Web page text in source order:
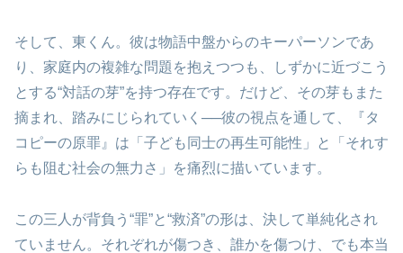
そして、東くん。彼は物語中盤からのキーパーソンであ
り、家庭内の複雑な問題を抱えつつも、しずかに近づこう
とする“対話の芽”を持つ存在です。だけど、その芽もまた
摘まれ、踏みにじられていく──彼の視点を通して、『タ
コピーの原罪』は「子ども同士の再生可能性」と「それす
らも阻む社会の無力さ」を痛烈に描いています。
この三人が背負う“罪”と“救済”の形は、決して単純化され
ていません。それぞれが傷つき、誰かを傷つけ、でも本当